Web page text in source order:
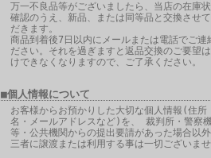
万一不良品等がございましたら、当店の在庫
確認のうえ、新品、または同等品と交換させ
だきます。
商品到着後7日以内にメールまたは電話でご連
ださい。それを過ぎますと返品交換のご要望
けできなくなりますので、ご了承ください。
■個人情報について
お客様からお預かりした大切な個人情報(住所
名・メールアドレスなど)を、 裁判所・警察
等・公共機関からの提出要請があった場合以
三者に譲渡または利用する事は一切ございませ